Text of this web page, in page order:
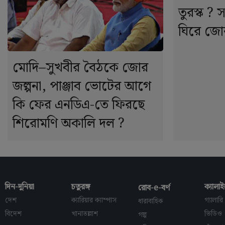
মোদি–সুখবীর বৈঠকে জোর
জল্পনা, পাঞ্জাব ভোটের আগে
কি ফের এনডিএ-তে ফিরছে
শিরোমণি অকালি দল ?
তুরস্ক ?
ঘিরে
দিন-দুনিয়া
দেশ
বিদেশ
চতুরঙ্গ
ক্যারিয়ার ক্যাম্পাস
খানাতল্লাশ
রোব-e-বর্ণ
ধারাবাহিক
গল্প
গ্যালারি
ভিডিও